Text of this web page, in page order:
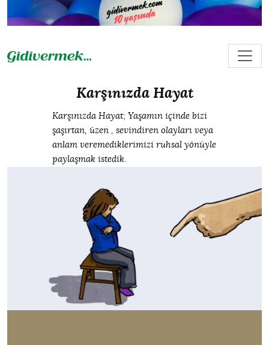
Karşınızda Hayat
Karşınızda Hayat; Yaşamın içinde bizi
şaşırtan, üzen , sevindiren olayları veya
anlam veremediklerimizi ruhsal yönüyle
paylaşmak istedik.